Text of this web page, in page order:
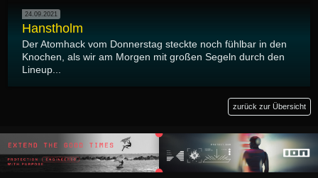
24.09.2021
Hanstholm
Der Atomhack vom Donnerstag steckte noch fühlbar in den
Knochen, als wir am Morgen mit großen Segeln durch den
Lineup...
zurück zur Übersicht